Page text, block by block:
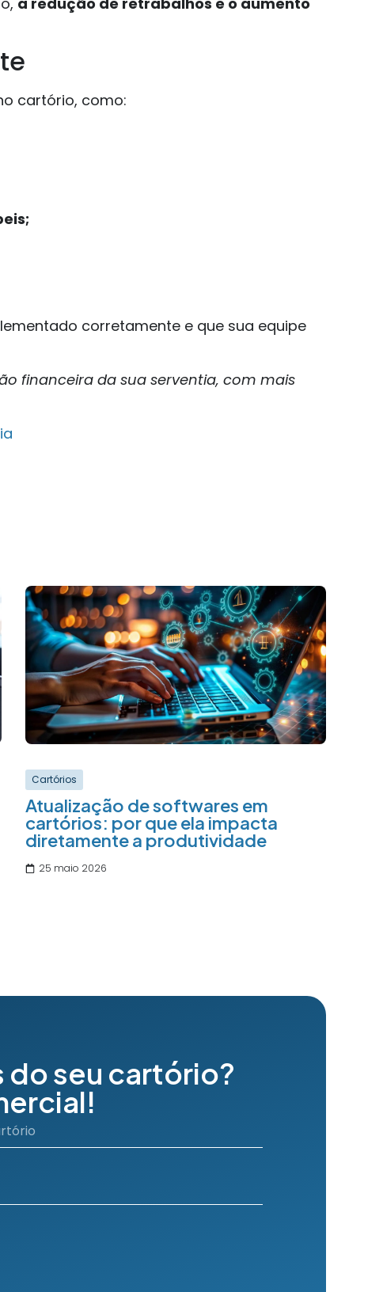
cartório, como:
corretamente e que sua equipe
financeira da sua serventia, com mais
Cartórios
Atualização de softwares em
cartórios: por que ela impacta
diretamente a produtividade
25 maio 2026
do seu cartório?